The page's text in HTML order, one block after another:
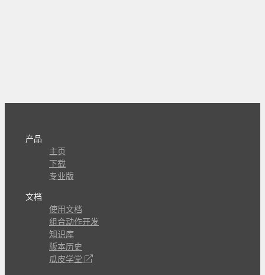
产品
主页
下载
专业版
文档
使用文档
组合动作开发
知识库
版本历史
瓜皮学堂